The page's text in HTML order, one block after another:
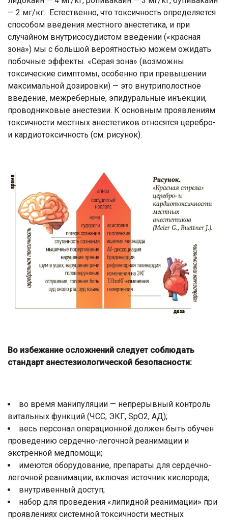
— 2 мг/кг. Естественно, что токсичность определяется
способом введения местного анестетика, и при
случайном внутрисосудистом введении («красная
зона») мы с большой вероятностью можем ожидать
побочные эффекты. «Серая зона» (возможны
токсические симптомы, особенно при превышении
максимальной дозировки) — это внутриполостное
введение, межреберные, эпидуральные инъекции,
проводниковые анестезии. К основным проявлениям
токсичности местных анестетиков относятся церебро-
и кардиотоксичность (см. рисунок).
Во избежание осложнений следует соблюдать
стандарт анестезиологической безопасности:
во время манипуляции — непрерывный контроль
витальных функций (ЧСС, ЭКГ, SpO2, АД);
весь персонал операционной должен быть обучен
проведению сердечно-легочной реанимации и
экстренной медпомощи;
имеются оборудование, препараты для сердечно-
легочной реанимации, включая источник кислорода;
внутривенный доступ;
набор для проведения «липидной реанимации» при
проявлениях системной токсичности местных